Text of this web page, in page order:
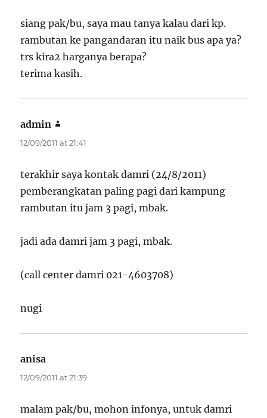
siang pak/bu, saya mau tanya kalau dari kp.
rambutan ke pangandaran itu naik bus apa ya?
trs kira2 harganya berapa?
terima kasih.
admin
12/09/2011 at 21:41
terakhir saya kontak damri (24/8/2011)
pemberangkatan paling pagi dari kampung
rambutan itu jam 3 pagi, mbak.
jadi ada damri jam 3 pagi, mbak.
(call center damri 021-4603708)
nugi
anisa
12/09/2011 at 21:39
malam pak/bu, mohon infonya, untuk damri